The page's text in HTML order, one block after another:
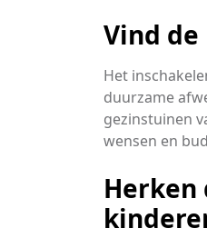
Vind
Het
duurzame
gezinstuinen
wensen en
Herken